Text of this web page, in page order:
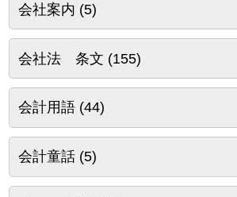
会社案内 (5)
会社法 条文 (155)
会計用語(44)
会計童話(5)